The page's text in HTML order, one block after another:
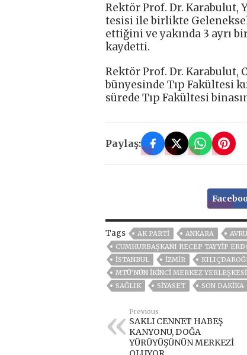
Rektör Prof. Dr. Karabulut,
tesisi ile birlikte Geleneksel
ettiğini ve yakında 3 ayrı
kaydetti.
Rektör Prof. Dr. Karabulut,
bünyesinde Tıp Fakültesi
sürede Tıp Fakültesi
Paylaş:
Tags AK PARTİ ANKARA
CUMHURBAŞKANI RECEP TAYYIP
ISTANBUL
İZMIR
MTÜ’NÜN IKINCI MERKEZ
SAĞLIK
SİYASET SON DAKIKA
Previous
SAKLI CENNET HABEŞ
KANYONU, DOĞA
YÜRÜYÜŞÜNÜN MERKEZİ